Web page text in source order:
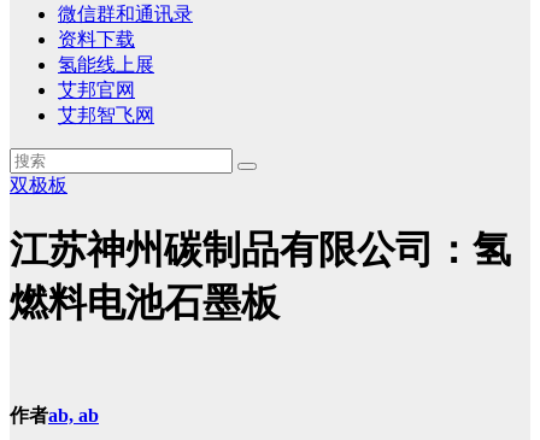
微信群和通讯录
资料下载
氢能线上展
艾邦官网
艾邦智飞网
双极板
江苏神州碳制品有限公司：氢
燃料电池石墨板
作者ab, ab